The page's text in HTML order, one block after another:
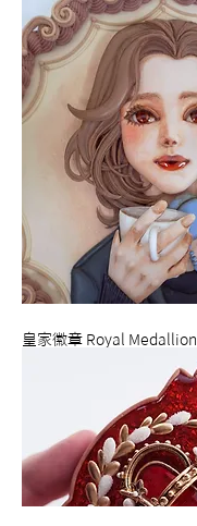
皇家徽章 Royal Medallion